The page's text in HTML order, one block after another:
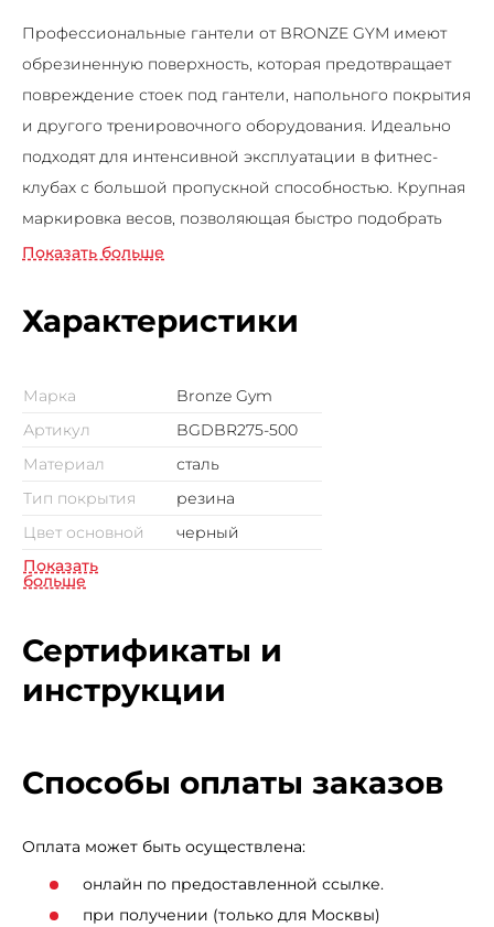
Профессиональные гантели от BRONZE GYM имеют
обрезиненную поверхность, которая предотвращает
повреждение стоек под гантели, напольного покрытия
и другого тренировочного оборудования. Идеально
подходят для интенсивной эксплуатации в фитнес-
клубах с большой пропускной способностью. Крупная
маркировка весов, позволяющая быстро подобрать
необходимый вес, придется по вкусу всем клиентам
текстурным узором делает хват удобным и
нескользящим. Широкий выбор нагрузки: от 2.5 кг до
набором от 27.5 до 50 кг (стойка в комплект не входит).
Длина ручки гантели составляет 15 см.
Показать больше
Характеристики
Марка
Bronze Gym
Артикул
BGDBR275-500
Материал
сталь
Тип покрытия
резина
Цвет основной
черный
Показать
больше
Сертификаты и
инструкции
Способы оплаты заказов
Оплата может быть осуществлена:
онлайн по предоставленной ссылке.
при получении (только для Москвы)